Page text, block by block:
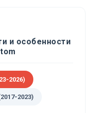
и особенности
2026)
2023)